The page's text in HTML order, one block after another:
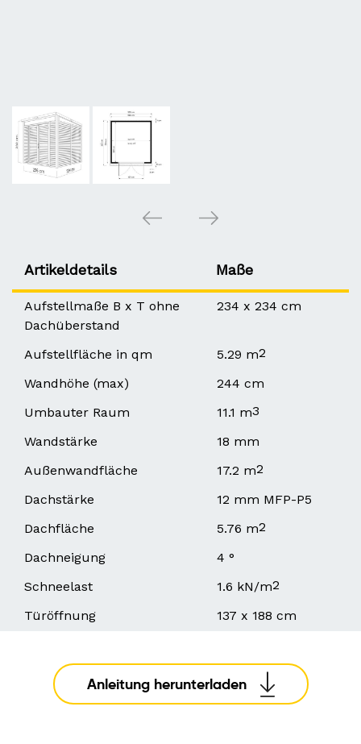
Artikeldetails Maße
Aufstellmaße B x T ohne
Dachüberstand
234 x 234 cm
Aufstellfläche in qm 5.29 m2
Wandhöhe (max)
244 cm
Umbauter Raum
11.1 m3
Wandstärke
18 mm
Außenwandfläche
17.2 m2
Dachstärke
12 mm MFP-P5
Dachfläche
5.76 m2
Dachneigung
4 °
Schneelast
1.6 kN/m2
Türöffnung
137 x 188 cm
Anleitung herunterladen